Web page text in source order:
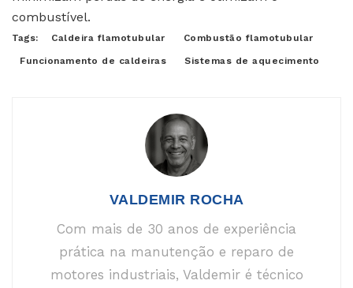
combustível.
Tags: Caldeira flamotubular Combustão flamotubular
Funcionamento de caldeiras Sistemas de aquecimento
VALDEMIR ROCHA
Com mais de 30 anos de experiência
prática na manutenção e reparo de
motores industriais, Valdemir é técnico